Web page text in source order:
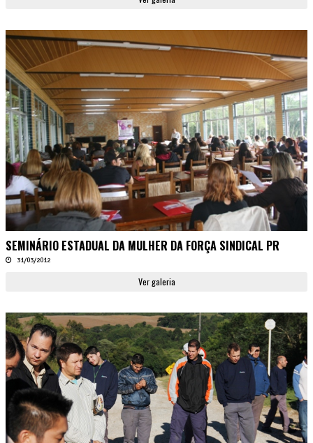
SEMINÁRIO ESTADUAL DA MULHER DA FORÇA SINDICAL PR
31/03/2012
Ver galeria